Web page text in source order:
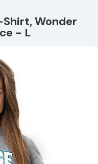
Shirt, Wonder
- L